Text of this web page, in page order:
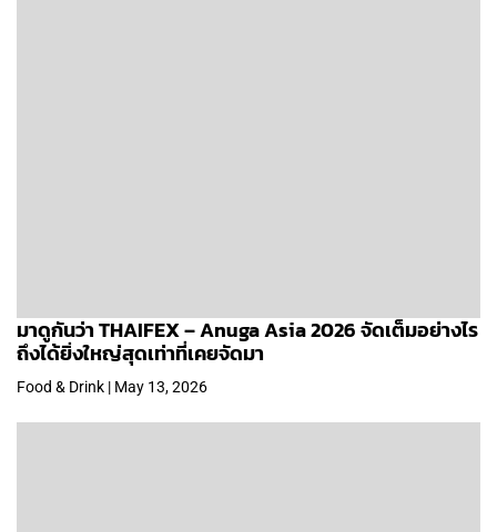
มาดูกันว่า THAIFEX – Anuga Asia 2026 จัดเต็มอย่างไร
ถึงได้ยิ่งใหญ่สุดเท่าที่เคยจัดมา
Food & Drink | May 13, 2026